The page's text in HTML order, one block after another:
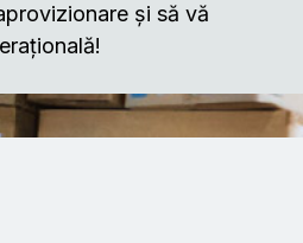
și să vă